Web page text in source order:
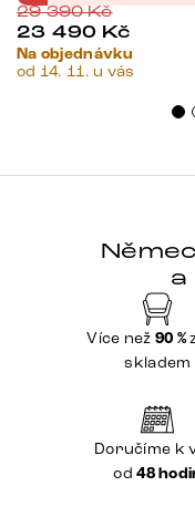
29 390Kč
23 490 Kč
Na objednávku
od 14. 11. u vás
a
Více než 90 %
skladem
Doručíme k
od48